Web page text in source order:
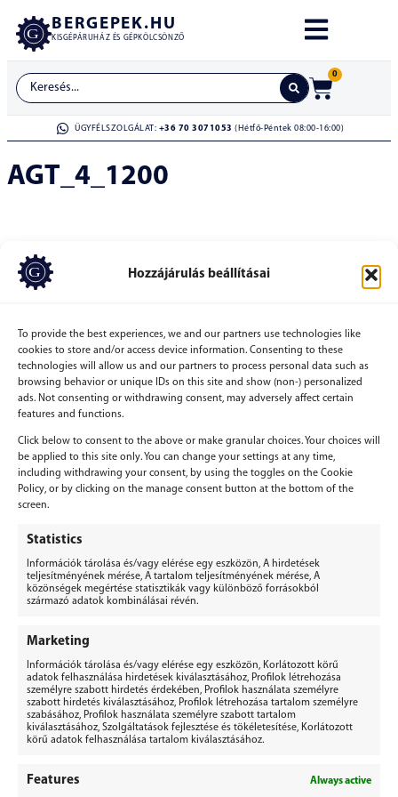
Hozzájárulás beállításai
To provide the best experiences, we and our partners use technologies like
cookies to store and/or access device information. Consenting to these
technologies will allow us and our partners to process personal data such as
browsing behavior or unique IDs on this site and show (non-) personalized
ads. Not consenting or withdrawing consent, may adversely affect certain
features and functions.
Click below to consent to the above or make granular choices. Your choices will
be applied to this site only. You can change your settings at any time,
including withdrawing your consent, by using the toggles on the Cookie
Policy, or by clicking on the manage consent button at the bottom of the
screen.
Statistics
Információk tárolása és/vagy elérése egy eszközön, A hirdetések
teljesítményének mérése, A tartalom teljesítményének mérése, A
közönségek megértése statisztikák vagy különböző forrásokból
származó adatok kombinálásai révén.
Marketing
Információk tárolása és/vagy elérése egy eszközön, Korlátozott körű
adatok felhasználása hirdetések kiválasztásához, Profilok létrehozása
személyre szabott hirdetés érdekében, Profilok használata személyre
szabott hirdetés kiválasztásához, Profilok létrehozása tartalom személyre
szabásához, Profilok használata személyre szabott tartalom
kiválasztásához, Szolgáltatások fejlesztése és tökéletesítése, Korlátozott
körű adatok felhasználása tartalom kiválasztásához.
Features Always active
BERGEPEK.HU
KISGÉPÁRUHÁZ ÉS GÉPKÖLCSÖNZŐ
0
ÜGYFÉLSZOLGÁLAT: +36 70 3071053 (Hétfő-Péntek 08:00-16:00)
AGT_4_1200
BERGEPEK.HU
KISGÉPÁRUHÁZ ÉS GÉPKÖLCSÖNZŐ
Bérgépek Gépáruház Kereskedelmi Kft.
4173 Nagyrábé, Esze Tamás utca 28.